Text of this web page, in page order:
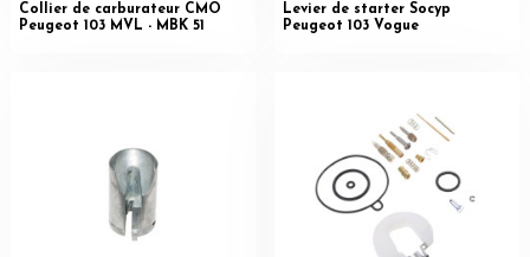
Collier de carburateur CMO
Peugeot 103 MVL - MBK 51
Levier de starter Socyp
Peugeot 103 Vogue